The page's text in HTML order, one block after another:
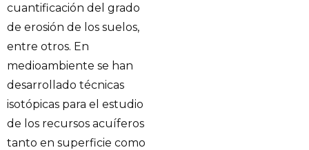
cuantificación del grado
de erosión de los suelos,
entre otros. En
medioambiente se han
desarrollado técnicas
isotópicas para el estudio
de los recursos acuíferos
tanto en superficie como